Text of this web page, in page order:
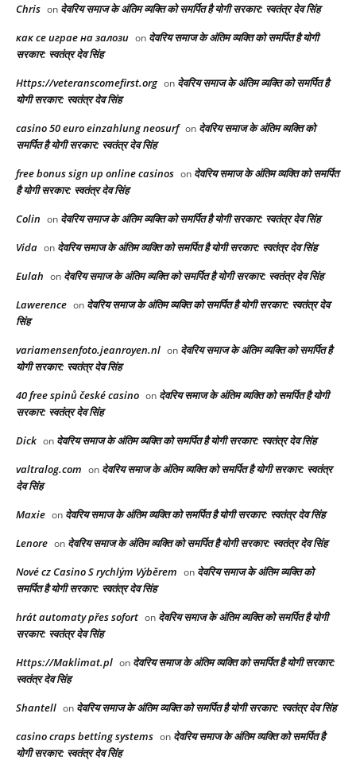
Chris on देवरिय समाज के अंतिम व्यक्ति को समर्पित है योगी सरकार: स्वतंत्र देव सिंह
как се играе на залози on देवरिय समाज के अंतिम व्यक्ति को समर्पित है योगी
सरकार: स्वतंत्र देव सिंह
Https://veteranscomefirst.org on देवरिय समाज के अंतिम व्यक्ति को समर्पित है
योगी सरकार: स्वतंत्र देव सिंह
casino 50 euro einzahlung neosurf on देवरिय समाज के अंतिम व्यक्ति को
समर्पित है योगी सरकार: स्वतंत्र देव सिंह
free bonus sign up online casinos on देवरिय समाज के अंतिम व्यक्ति को समर्पित
है योगी सरकार: स्वतंत्र देव सिंह
Colin on देवरिय समाज के अंतिम व्यक्ति को समर्पित है योगी सरकार: स्वतंत्र देव सिंह
Vida on देवरिय समाज के अंतिम व्यक्ति को समर्पित है योगी सरकार: स्वतंत्र देव सिंह
Eulah on देवरिय समाज के अंतिम व्यक्ति को समर्पित है योगी सरकार: स्वतंत्र देव सिंह
Lawerence on देवरिय समाज के अंतिम व्यक्ति को समर्पित है योगी सरकार: स्वतंत्र देव
सिंह
variamensenfoto.jeanroyen.nl on देवरिय समाज के अंतिम व्यक्ति को समर्पित है
योगी सरकार: स्वतंत्र देव सिंह
40 free spinů české casino on देवरिय समाज के अंतिम व्यक्ति को समर्पित है योगी
सरकार: स्वतंत्र देव सिंह
Dick on देवरिय समाज के अंतिम व्यक्ति को समर्पित है योगी सरकार: स्वतंत्र देव सिंह
valtralog.com on देवरिय समाज के अंतिम व्यक्ति को समर्पित है योगी सरकार: स्वतंत्र
देव सिंह
Maxie on देवरिय समाज के अंतिम व्यक्ति को समर्पित है योगी सरकार: स्वतंत्र देव सिंह
Lenore on देवरिय समाज के अंतिम व्यक्ति को समर्पित है योगी सरकार: स्वतंत्र देव सिंह
Nové cz Casino S rychlým Výběrem on देवरिय समाज के अंतिम व्यक्ति को
समर्पित है योगी सरकार: स्वतंत्र देव सिंह
hrát automaty přes sofort on देवरिय समाज के अंतिम व्यक्ति को समर्पित है योगी
सरकार: स्वतंत्र देव सिंह
Https://Maklimat.pl on देवरिय समाज के अंतिम व्यक्ति को समर्पित है योगी सरकार:
स्वतंत्र देव सिंह
Shantell on देवरिय समाज के अंतिम व्यक्ति को समर्पित है योगी सरकार: स्वतंत्र देव सिंह
casino craps betting systems on देवरिय समाज के अंतिम व्यक्ति को समर्पित है
योगी सरकार: स्वतंत्र देव सिंह